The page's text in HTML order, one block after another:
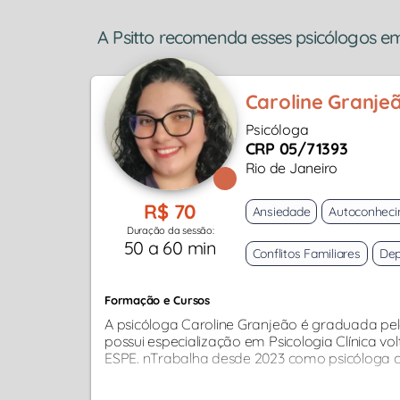
A Psitto recomenda esses psicólogos
Caroline
Psicóloga
CRP 05/71393
Rio de Janeiro
R$ 70
Duração da sessão:
50 a 60 min
Ansiedade
Conflitos Familiares
Formação e Cursos
A psicóloga Caroline Granjeão é graduada
possui especialização em Psicologia Clínica
ESPE. nTrabalha desde 2023 como psicóloga